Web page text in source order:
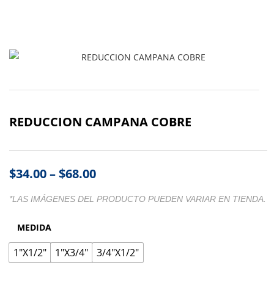
REDUCCION CAMPANA COBRE
$34.00–$68.00
*LAS IMÁGENES DEL PRODUCTO PUEDEN VARIAR EN TIENDA.
MEDIDA
1"X1/2" 1"X3/4" 3/4"X1/2"